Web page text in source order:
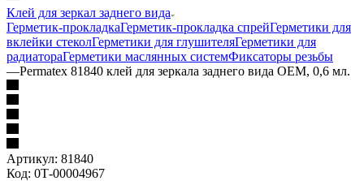
Клей для зеркал заднего вида
Герметик-прокладкаГерметик-прокладка спрейГерметики для
вклейки стеколГерметики для глушителяГерметики для
радиатораГерметики маслянных системФиксаторы резьбы
—Permatex 81840 клей для зеркала заднего вида OEM, 0,6 мл.
Артикул: 81840
Код: 0Т-00004967